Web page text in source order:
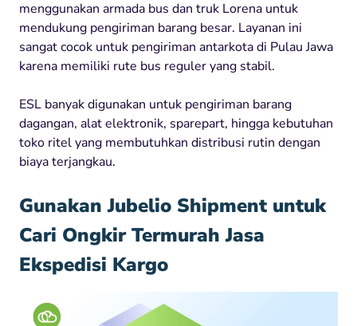
menggunakan armada bus dan truk Lorena untuk
mendukung pengiriman barang besar. Layanan ini
sangat cocok untuk pengiriman antarkota di Pulau Jawa
karena memiliki rute bus reguler yang stabil.
ESL banyak digunakan untuk pengiriman barang
dagangan, alat elektronik, sparepart, hingga kebutuhan
toko ritel yang membutuhkan distribusi rutin dengan
biaya terjangkau.
Gunakan Jubelio Shipment untuk
Cari Ongkir Termurah Jasa
Ekspedisi Kargo